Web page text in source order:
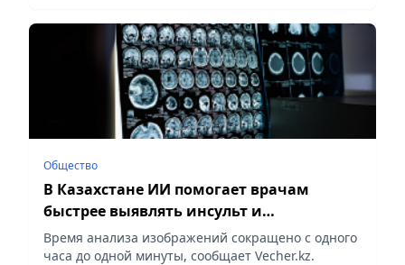
Общество
В Казахстане ИИ помогает врачам
быстрее выявлять инсульт и
онкологические заболевания
Время анализа изображений сокращено с одного
часа до одной минуты, сообщает Vecher.kz.